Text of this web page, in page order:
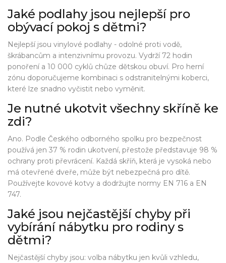
Jaké podlahy jsou nejlepší pro
obývací pokoj s dětmi?
Nejlepší jsou vinylové podlahy - odolné proti vodě,
škrábancům a intenzivnímu provozu. Vydrží 72 hodin
ponoření a 10 000 cyklů chůze dětskou obuví. Pro herní
zónu doporučujeme kombinaci s odstranitelnými koberci,
které lze snadno vyčistit nebo vyměnit.
Je nutné ukotvit všechny skříně ke
zdi?
Ano. Podle Českého odborného spolku pro bezpečnost
používá jen 37 % rodin ukotvení, přestože představuje 98 %
ochrany proti převrácení. Každá skříň, která je vysoká nebo
má otevřené dveře, může být nebezpečná pro dítě.
Používejte kovové kotvy a dodržujte normy EN 716 a EN
747.
Jaké jsou nejčastější chyby při
vybírání nábytku pro rodiny s
dětmi?
Nejčastější chyby jsou: volba nábytku jen kvůli vzhledu,